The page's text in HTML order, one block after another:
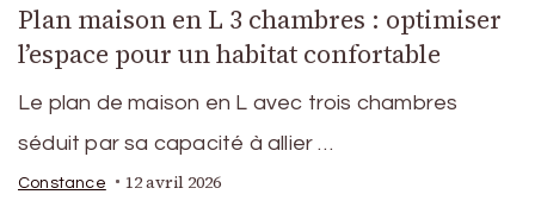
Plan maison en L 3 chambres : optimiser
l’espace pour un habitat confortable
Le plan de maison en L avec trois chambres
séduit par sa capacité à allier …
Constance 12 avril 2026